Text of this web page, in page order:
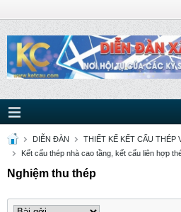
DIỄN ĐÀN
THIẾT KẾ KẾT CẤU THÉP
Kết cấu thép nhà cao tầng, kết cấu liên hợp
Nghiệm thu thép